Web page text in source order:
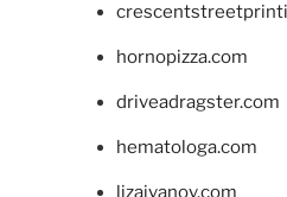
hornopizza.com
driveadragster.com
hematologa.com
lizaivanov.com